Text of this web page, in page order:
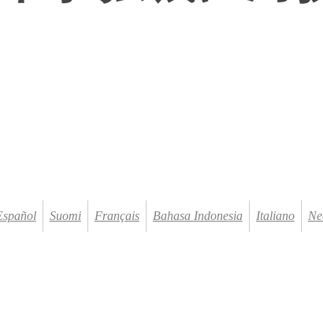
Suomi Français Bahasa Indonesia Italiano